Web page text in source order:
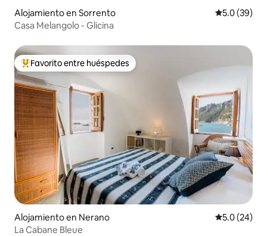
Alojamiento en Sorrento Calificación
5.0 (39)
Casa Melangolo - Glicina
Favorito entre huéspedes preferido
Favorito entre huéspedes
Alojamiento en Nerano Calificación
5.0 (24)
La Cabane Bleue